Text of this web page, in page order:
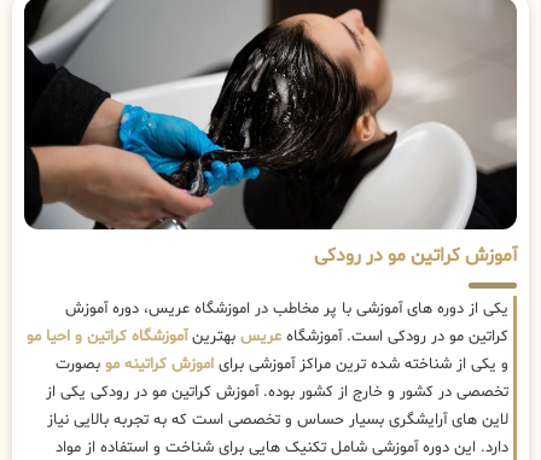
آموزش کراتین مو در رودکی
یکی از دوره های آموزشی با پر مخاطب در اموزشگاه عریس، دوره آموزش
کراتین مو در رودکی است. آموزشگاه عریس بهترینآموزشگاه کراتین و احیا مو
و یکی از شناخته شده ترین مراکز آموزشی برای اموزش کراتینه مو بصورت
تخصصی در کشور و خارج از کشور بوده. آموزش کراتین مو در رودکی یکی از
لاین های آرایشگری بسیار حساس و تخصصی است که به تجربه بالایی نیاز
دارد. این دوره آموزشی شامل تکنیک هایی برای شناخت و استفاده از مواد